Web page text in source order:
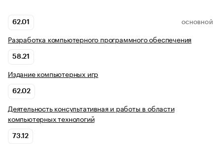
62.01 ОСНОВНОЙ
Разработка компьютерного программного обеспечения
58.21
Издание компьютерных игр
62.02
Деятельность консультативная и работы в области
компьютерных технологий
73.12